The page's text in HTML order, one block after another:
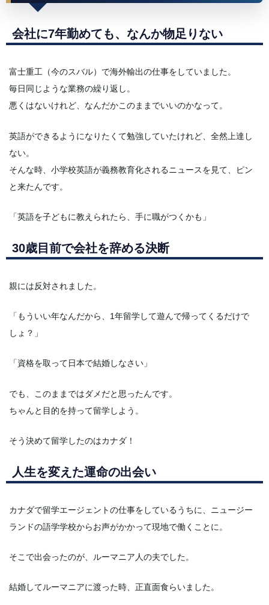
会社に7年勤めても、なんか物足りない
富士重工（今のスバル）で海外輸出の仕事をしていました。
毎日同じような業務の繰り返し。
悪くはないけれど、なんだかこのままでいいのかなって。
英語ができるようになりたくて勉強していたけれど、全然上達し
ない。
そんな時、小学校英語が義務教育化されるニュースを見て、ピン
と来たんです。
「英語を子どもに教えられたら、手に職がつくかも」
30歳目前で会社を辞める決断
親には反対されました。
「もういい年なんだから、1年留学して遊んで帰ってくるだけで
しょ？」
「資格を取って日本で結婚しなさい」
でも、このままではダメだと思ったんです。
ちゃんと目的を持って留学しよう。
そう決めて留学したのはカナダ！
人生を変えた運命の出会い
カナダで留学エージェントの仕事をしているうちに、ニュージー
ランドの語学学校からお声がかかって現地で働くことに。
そこで出会ったのが、ルーマニア人の夫でした。
結婚してルーマニアに渡った時、正直面食らいました。